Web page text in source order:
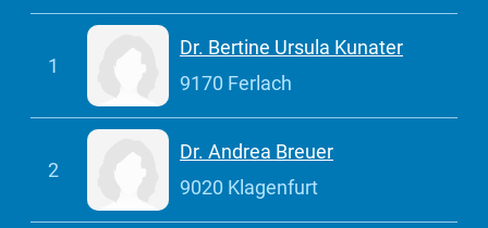
1
Dr. Bertine Ursula Kunater
9170 Ferlach
2
Dr. Andrea Breuer
9020 Klagenfurt